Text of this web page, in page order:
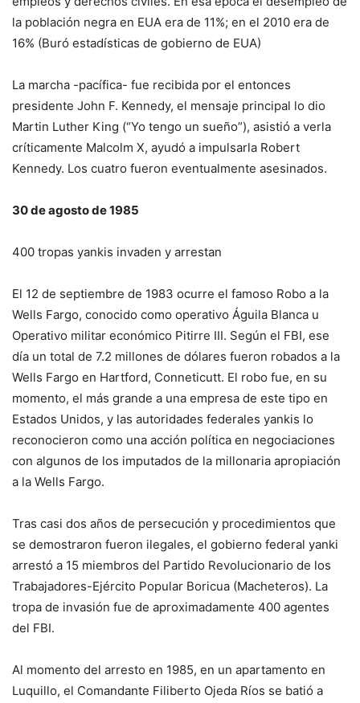
la población negra en EUA era de 11%; en el 2010 era de
16% (Buró estadísticas de gobierno de EUA)
La marcha -pacífica- fue recibida por el entonces
presidente John F. Kennedy, el mensaje principal lo dio
Martin Luther King (“Yo tengo un sueño”), asistió a verla
críticamente Malcolm X, ayudó a impulsarla Robert
Kennedy. Los cuatro fueron eventualmente asesinados.
30 de agosto de 1985
400 tropas yankis invaden y arrestan
El 12 de septiembre de 1983 ocurre el famoso Robo a la
Wells Fargo, conocido como operativo Águila Blanca u
Operativo militar económico Pitirre III. Según el FBI, ese
día un total de 7.2 millones de dólares fueron robados a la
Wells Fargo en Hartford, Conneticutt. El robo fue, en su
momento, el más grande a una empresa de este tipo en
Estados Unidos, y las autoridades federales yankis lo
reconocieron como una acción política en negociaciones
con algunos de los imputados de la millonaria apropiación
a la Wells Fargo.
Tras casi dos años de persecución y procedimientos que
se demostraron fueron ilegales, el gobierno federal yanki
arrestó a 15 miembros del Partido Revolucionario de los
Trabajadores-Ejército Popular Boricua (Macheteros). La
tropa de invasión fue de aproximadamente 400 agentes
del FBI.
Al momento del arresto en 1985, en un apartamento en
Luquillo, el Comandante Filiberto Ojeda Ríos se batió a